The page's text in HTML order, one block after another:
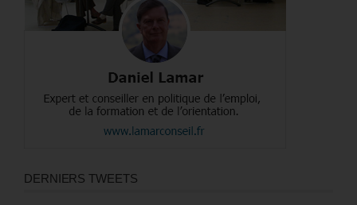
DERNIERS TWEETS